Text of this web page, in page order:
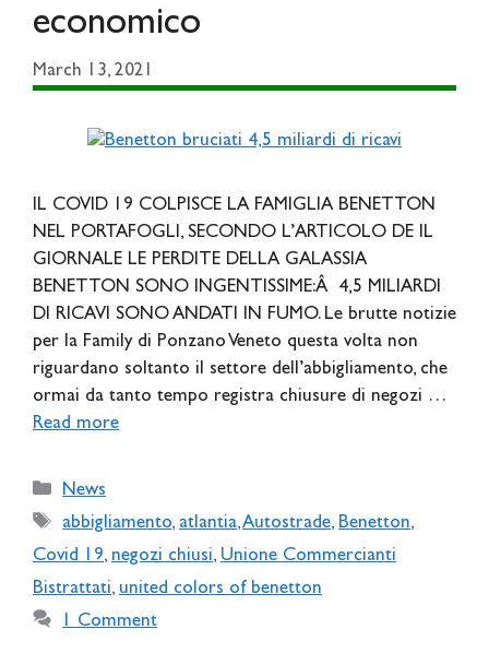
economico
March 13, 2021
IL COVID 19 COLPISCE LA FAMIGLIA BENETTON
NEL PORTAFOGLI, SECONDO L’ARTICOLO DE IL
GIORNALE LE PERDITE DELLA GALASSIA
BENETTON SONO INGENTISSIME:Â 4,5 MILIARDI
DI RICAVI SONO ANDATI IN FUMO. Le brutte notizie
per la Family di Ponzano Veneto questa volta non
riguardano soltanto il settore dell’abbigliamento, che
ormai da tanto tempo registra chiusure di negozi …
Read more
Categories
News
Tags
abbigliamento, atlantia,Autostrade, Benetton,
Covid 19, negozi chiusi, Unione Commercianti
Bistrattati, united colors of benetton
1 Comment